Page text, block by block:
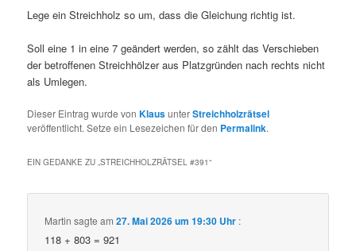
Lege ein Streichholz so um, dass die Gleichung richtig ist.
Soll eine 1 in eine 7 geändert werden, so zählt das Verschieben
der betroffenen Streichhölzer aus Platzgründen nach rechts nicht
als Umlegen.
Dieser Eintrag wurde vonKlausunterStreichholzrätsel
veröffentlicht. Setze ein Lesezeichen für den Permalink.
EIN GEDANKE ZU „STREICHHOLZRÄTSEL #391“
Martin sagte am27. Mai 2026 um 19:30 Uhr :
118 + 803 = 921